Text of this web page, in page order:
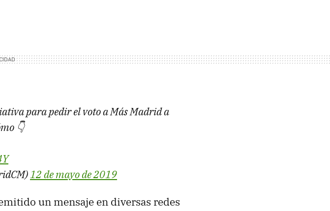
para pedir el voto a Más Madrid a
👇
12 de mayo de 2019
un mensaje en diversas redes